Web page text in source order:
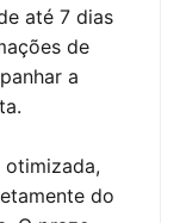
até 7 dias
de
a
do